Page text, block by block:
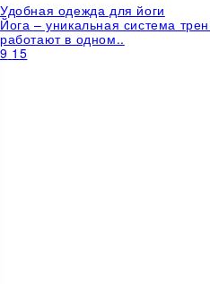
Удобная одежда для йоги
Йога – уникальная система
работают в одном..
9 15